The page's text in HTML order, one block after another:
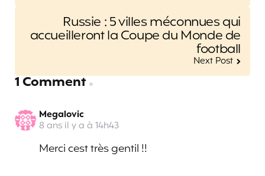
Russie : 5 villes méconnues qui
accueilleront la Coupe du Monde de
football
Next Post
1 Comment
Megalovic
8 ans il y a à 14h43
Merci cest très gentil !!